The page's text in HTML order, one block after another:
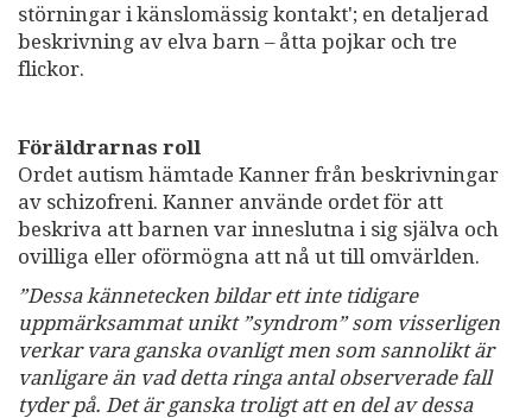
störningar i känslomässig kontakt'; en detaljerad
beskrivning av elva barn – åtta pojkar och tre
flickor.
Föräldrarnas roll
Ordet autism hämtade Kanner från beskrivningar
av schizofreni. Kanner använde ordet för att
beskriva att barnen var inneslutna i sig själva och
ovilliga eller oförmögna att nå ut till omvärlden.
”Dessa kännetecken bildar ett inte tidigare
uppmärksammat unikt ”syndrom” som visserligen
verkar vara ganska ovanligt men som sannolikt är
vanligare än vad detta ringa antal observerade fall
tyder på. Det är ganska troligt att en del av dessa